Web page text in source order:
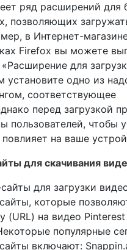
ряд расширений для
позволяющих
в Интернет-
Firefox вы можете
для
установите одно из
соответствующее
перед загрузкой
пользователей, чтобы
повлияет на ваше
для скачивания
для загрузки
которые
(URL) на видео
популярные
включают: